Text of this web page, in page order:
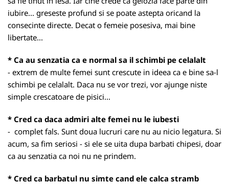
iubire... greseste profund si se poate astepta oricand la
consecinte directe. Decat o femeie posesiva, mai bine
libertate...
* Ca au senzatia ca e normal sa il schimbi pe celalalt
- extrem de multe femei sunt crescute in ideea ca e bine sa-l
schimbi pe celalalt. Daca nu se vor trezi, vor ajunge niste
simple crescatoare de pisici...
* Cred ca daca admiri alte femei nu le iubesti
- complet fals. Sunt doua lucruri care nu au nicio legatura. Si
acum, sa fim seriosi - si ele se uita dupa barbati chipesi, doar
ca au senzatia ca noi nu ne prindem.
* Cred ca barbatul nu simte cand ele calca stramb